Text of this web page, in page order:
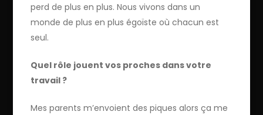
perd de plus en plus. Nous vivons dans un
monde de plus en plus égoïste où chacun est
seul.
Quel rôle jouent vos proches dans votre
travail ?
Mes parents m’envoient des piques alors ça me